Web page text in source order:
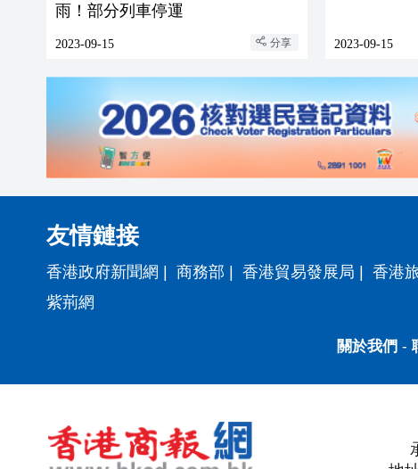
雨！部分列車停運
2023-09-15 分享 2023-09-15
友情鏈接
香港政府新聞網 | 商務部 | 香港貿易發展局 | 香港
紫荊網
關於我們 -